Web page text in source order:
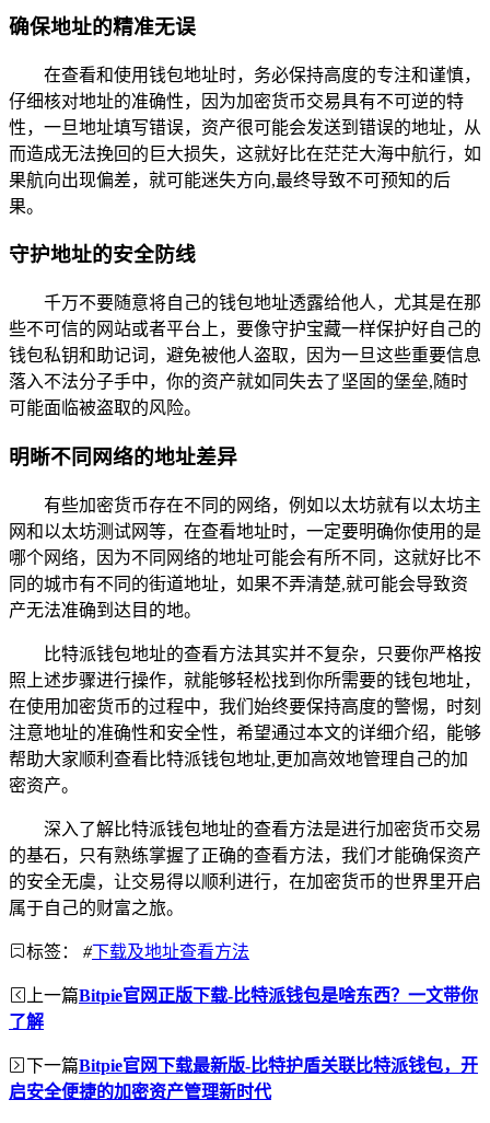
确保地址的精准无误
在查看和使用钱包地址时，务必保持高度的专注和谨慎，
仔细核对地址的准确性，因为加密货币交易具有不可逆的特
性，一旦地址填写错误，资产很可能会发送到错误的地址，从
而造成无法挽回的巨大损失，这就好比在茫茫大海中航行，如
果航向出现偏差，就可能迷失方向,最终导致不可预知的后
果。
守护地址的安全防线
千万不要随意将自己的钱包地址透露给他人，尤其是在那
些不可信的网站或者平台上，要像守护宝藏一样保护好自己的
钱包私钥和助记词，避免被他人盗取，因为一旦这些重要信息
落入不法分子手中，你的资产就如同失去了坚固的堡垒,随时
可能面临被盗取的风险。
明晰不同网络的地址差异
有些加密货币存在不同的网络，例如以太坊就有以太坊主
网和以太坊测试网等，在查看地址时，一定要明确你使用的是
哪个网络，因为不同网络的地址可能会有所不同，这就好比不
同的城市有不同的街道地址，如果不弄清楚,就可能会导致资
产无法准确到达目的地。
比特派钱包地址的查看方法其实并不复杂，只要你严格按
照上述步骤进行操作，就能够轻松找到你所需要的钱包地址，
在使用加密货币的过程中，我们始终要保持高度的警惕，时刻
注意地址的准确性和安全性，希望通过本文的详细介绍，能够
帮助大家顺利查看比特派钱包地址,更加高效地管理自己的加
密资产。
深入了解比特派钱包地址的查看方法是进行加密货币交易
的基石，只有熟练掌握了正确的查看方法，我们才能确保资产
的安全无虞，让交易得以顺利进行，在加密货币的世界里开启
属于自己的财富之旅。
标签： #下载及地址查看方法
上一篇Bitpie官网正版下载-比特派钱包是啥东西？一文带你
了解
下一篇Bitpie官网下载最新版-比特护盾关联比特派钱包，开
启安全便捷的加密资产管理新时代